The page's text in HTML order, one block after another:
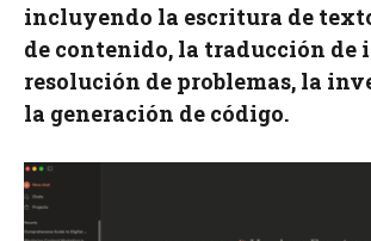
incluyendo la escritura de
de contenido, la traducción de
resolución de problemas, la
la generación de código.